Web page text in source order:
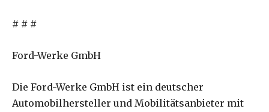
# # #
Ford-Werke GmbH
Die Ford-Werke GmbH ist ein deutscher
Automobilhersteller und Mobilitätsanbieter mit